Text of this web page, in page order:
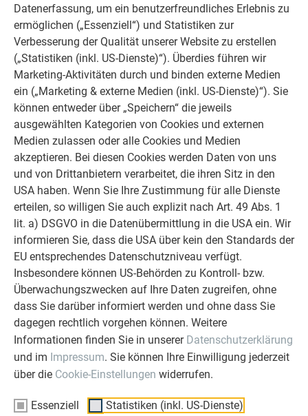
Datenerfassung, um ein benutzerfreundliches Erlebnis zu
ermöglichen („Essenziell“) und Statistiken zur
Verbesserung der Qualität unserer Website zu erstellen
(„Statistiken (inkl. US-Dienste)“). Überdies führen wir
Marketing-Aktivitäten durch und binden externe Medien
ein („Marketing & externe Medien (inkl. US-Dienste)“). Sie
können entweder über „Speichern“ die jeweils
ausgewählten Kategorien von Cookies und externen
Medien zulassen oder alle Cookies und Medien
akzeptieren. Bei diesen Cookies werden Daten von uns
und von Drittanbietern verarbeitet, die ihren Sitz in den
USA haben. Wenn Sie Ihre Zustimmung für alle Dienste
erteilen, so willigen Sie auch explizit nach Art. 49 Abs. 1
lit. a) DSGVO in die Datenübermittlung in die USA ein. Wir
informieren Sie, dass die USA über kein den Standards der
EU entsprechendes Datenschutzniveau verfügt.
Insbesondere können US-Behörden zu Kontroll- bzw.
Überwachungszwecken auf Ihre Daten zugreifen, ohne
dass Sie darüber informiert werden und ohne dass Sie
dagegen rechtlich vorgehen können. Weitere
Informationen finden Sie in unserer Datenschutzerklärung
und im Impressum. Sie können Ihre Einwilligung jederzeit
über die Cookie-Einstellungen widerrufen.
Essenziell Statistiken (inkl. US-Dienste)
Neues Dachpaneel FX.12 laut Bild 3 vorbereiten.
Neues Dachpaneel FX.12 einschieben und befestigen.
Biegen Sie den Falz des oberen Dachpaneels FX.12 in
einem Winkel von ca. 90° nach unten (Bild 4).
ACHTUNG:Position der neuen Rillennägel so wählen,
dass diese nicht in das bereits vorhandene Nagelloch
eingeschlagen werden!